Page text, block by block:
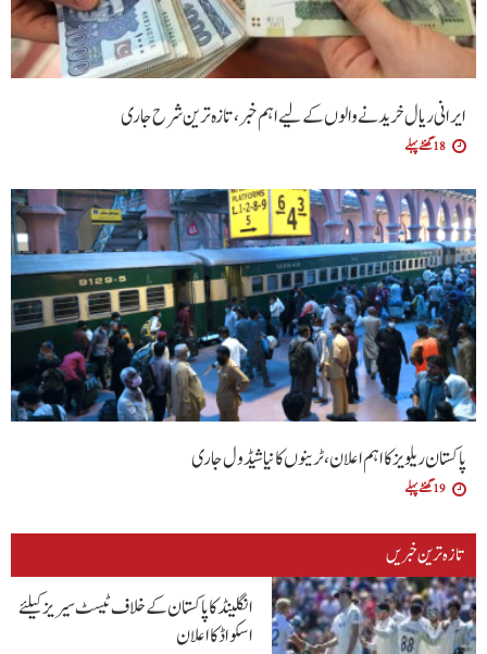
ایرانی ریال خریدنے والوں کے لیے اہم خبر، تازہ ترین شرح جاری
18 گھنٹے پہلے
پاکستان ریلویز کا اہم اعلان، ٹرینوں کا نیا شیڈول جاری
19 گھنٹے پہلے
تازہ ترین خبریں
انگلینڈ کا پاکستان کے خلاف ٹیسٹ سیریز کیلئے
اسکواڈ کا اعلان